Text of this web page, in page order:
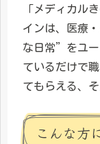
「メディカル
インは、医療
な日常”をユー
ているだけで
てもらえる、
こんな方